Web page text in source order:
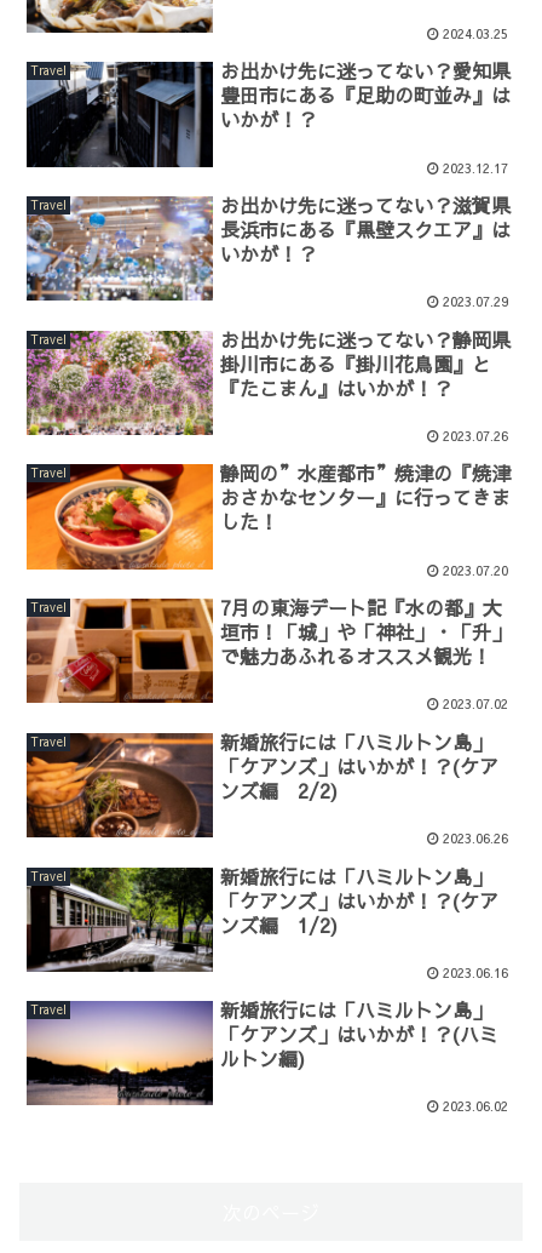
2024.03.25
Travel
お出かけ先に迷ってない？愛知県
豊田市にある『足助の町並み』は
いかが！？
2023.12.17
Travel
お出かけ先に迷ってない？滋賀県
長浜市にある『黒壁スクエア』は
いかが！？
2023.07.29
Travel
お出かけ先に迷ってない？静岡県
掛川市にある『掛川花鳥園』と
『たこまん』はいかが！？
2023.07.26
Travel
静岡の”水産都市”焼津の『焼津
おさかなセンター』に行ってきま
した！
2023.07.20
Travel
7月の東海デート記『水の都』大
垣市！「城」や「神社」・「升」
で魅力あふれるオススメ観光！
2023.07.02
Travel
新婚旅行には「ハミルトン島」
「ケアンズ」はいかが！？(ケア
ンズ編 2/2)
2023.06.26
Travel
新婚旅行には「ハミルトン島」
「ケアンズ」はいかが！？(ケア
ンズ編 1/2)
2023.06.16
Travel
新婚旅行には「ハミルトン島」
「ケアンズ」はいかが！？(ハミ
ルトン編)
2023.06.02